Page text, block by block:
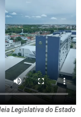
Legislativa do Estado